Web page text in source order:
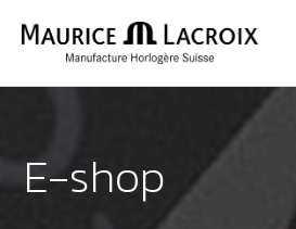
E-shop